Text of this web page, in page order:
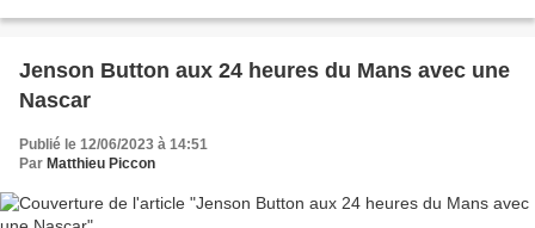
Jenson Button aux 24 heures du Mans avec une
Nascar
Publié le 12/06/2023 à 14:51
Par Matthieu Piccon